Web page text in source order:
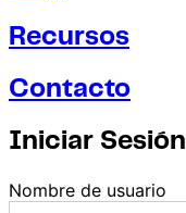
Recursos
Contacto
Iniciar Sesión
Nombre de usuario